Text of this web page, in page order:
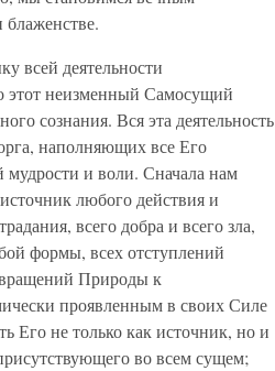
всей деятельности
этот неизменный Самосущий
сознания. Вся эта деятельность
наполняющих все Его
мудрости и воли. Сначала нам
любого действия и
всего добра и всего зла,
формы, всех отступлений
Природы к
проявленным в своих Силе
Его не только как источник, но и
во всем сущем;